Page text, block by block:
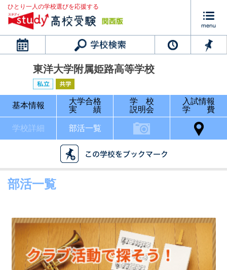
ひとり一人の学校選びを応援する
カレンダー
東洋大学附属姫路高等学校
基本情報
大学合格
実 績
学 校
説明会
入試情報
学 費
学校詳細 部活一覧
部活一覧